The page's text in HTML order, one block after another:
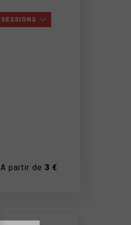
SESSIONS
A partir de 3 €